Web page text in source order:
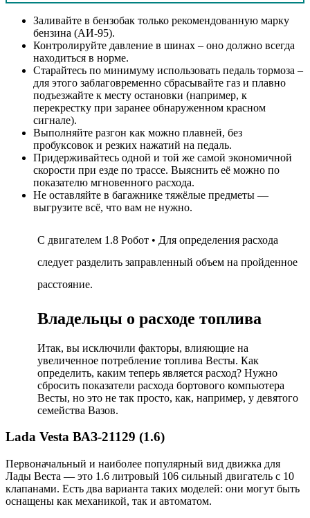
Заливайте в бензобак только рекомендованную марку
бензина (АИ-95).
Контролируйте давление в шинах – оно должно всегда
находиться в норме.
Старайтесь по минимуму использовать педаль тормоза –
для этого заблаговременно сбрасывайте газ и плавно
подъезжайте к месту остановки (например, к
перекрестку при заранее обнаруженном красном
сигнале).
Выполняйте разгон как можно плавней, без
пробуксовок и резких нажатий на педаль.
Придерживайтесь одной и той же самой экономичной
скорости при езде по трассе. Выяснить её можно по
показателю мгновенного расхода.
Не оставляйте в багажнике тяжёлые предметы —
выгрузите всё, что вам не нужно.
С двигателем 1.8 Робот • Для определения расхода
следует разделить заправленный объем на пройденное
расстояние.
Владельцы о расходе топлива
Итак, вы исключили факторы, влияющие на
увеличенное потребление топлива Весты. Как
определить, каким теперь является расход? Нужно
сбросить показатели расхода бортового компьютера
Весты, но это не так просто, как, например, у девятого
семейства Вазов.
Lada Vesta ВАЗ-21129 (1.6)
Первоначальный и наиболее популярный вид движка для
Лады Веста — это 1.6 литровый 106 сильный двигатель с 10
клапанами. Есть два варианта таких моделей: они могут быть
оснащены как механикой, так и автоматом.